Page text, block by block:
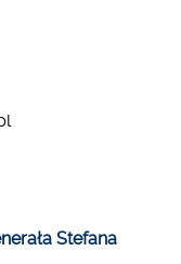
Stefana